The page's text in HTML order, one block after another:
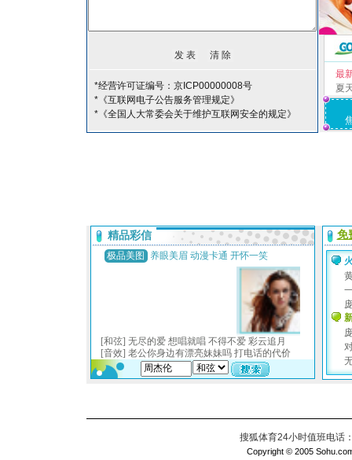
*经营许可证编号：京ICP00000008号
*《互联网电子公告服务管理规定》
*《全国人大常委会关于维护互联网安全的规定》
最
夏
搜狐体育24小时值班电话
Copyright © 2005